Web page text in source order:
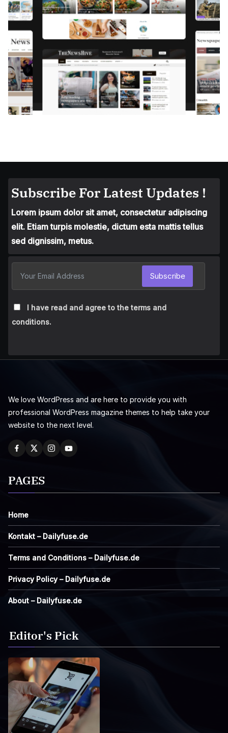
Subscribe For Latest Updates !
Lorem ipsum dolor sit amet, consectetur adipiscing
elit. Etiam turpis molestie, dictum esta mattis tellus
sed dignissim, metus.
I have read and agree to the terms and
conditions.
Subscribe
We love WordPress and are here to provide you with
professional WordPress magazine themes to help take your
website to the next level.
PAGES
Home
Kontakt – Dailyfuse.de
Terms and Conditions – Dailyfuse.de
Privacy Policy – Dailyfuse.de
About – Dailyfuse.de
Editor's Pick